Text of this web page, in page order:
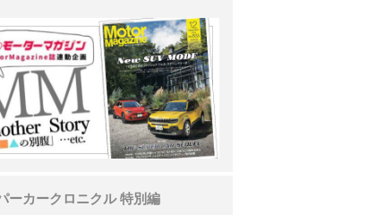
ーカークロニクル 特別編